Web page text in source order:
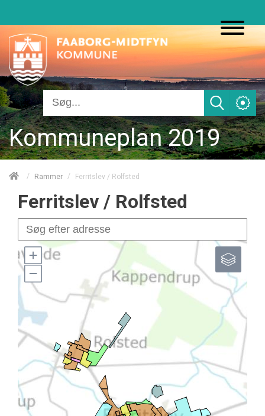
Kommuneplan 2019
/ Rammer / Ferritslev / Rolfsted
Ferritslev / Rolfsted